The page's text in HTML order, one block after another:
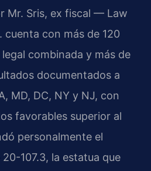
Mr. Sris, ex fiscal — Law
cuenta con más de 120
combinada y más de
documentados a
MD, DC, NY y NJ, con
favorables superior al
personalmente el
107.3, la estatua que